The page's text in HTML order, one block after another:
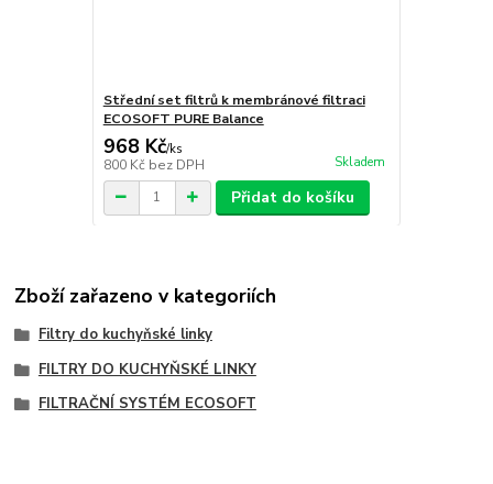
Střední set filtrů k membránové filtraci
ECOSOFT PURE Balance
968 Kč/ks
800 Kč bez DPH Skladem
Přidat do košíku
Zboží zařazeno v kategoriích
Filtry do kuchyňské linky
FILTRY DO KUCHYŇSKÉ LINKY
FILTRAČNÍ SYSTÉM ECOSOFT